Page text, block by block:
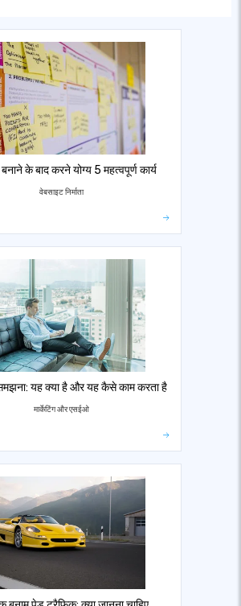
के बाद करने योग्य 5 महत्वपूर्ण कार्य
वेबसाइट निर्माता
समझना: यह क्या है और यह कैसे काम करता है
मार्केटिंग और एसईओ